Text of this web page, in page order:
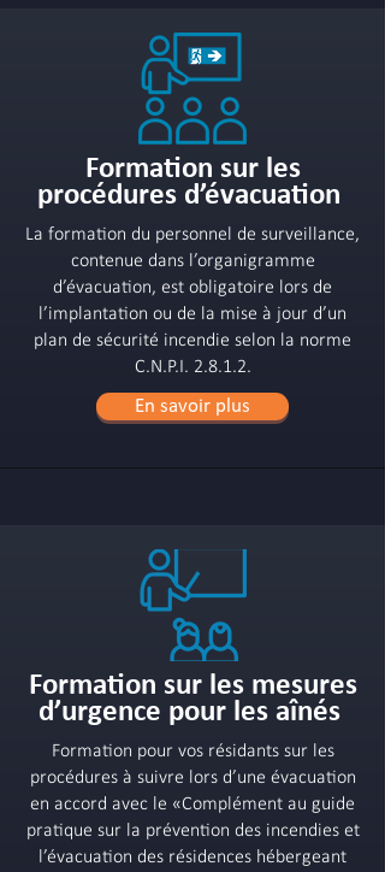
Formation sur les
procédures d’évacuation
La formation du personnel de surveillance,
contenue dans l’organigramme
d’évacuation, est obligatoire lors de
l’implantation ou de la mise à jour d’un
plan de sécurité incendie selon la norme
C.N.P.I. 2.8.1.2.
En savoir plus
Formation sur les mesures
d’urgence pour les aînés
Formation pour vos résidants sur les
procédures à suivre lors d’une évacuation
en accord avec le «Complément au guide
pratique sur la prévention des incendies et
l’évacuation des résidences hébergeant